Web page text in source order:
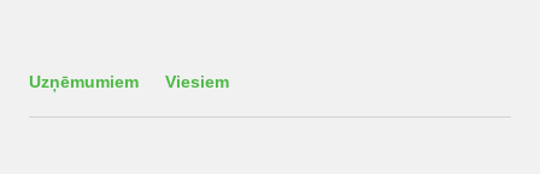
Uzņēmumiem Viesiem